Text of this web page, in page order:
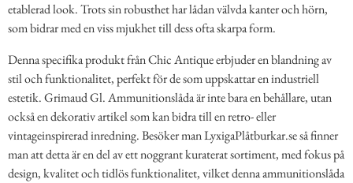
etablerad look. Trots sin robusthet har lådan välvda kanter och hörn,
som bidrar med en viss mjukhet till dess ofta skarpa form.
Denna specifika produkt från Chic Antique erbjuder en blandning av
stil och funktionalitet, perfekt för de som uppskattar en industriell
estetik. Grimaud Gl. Ammunitionslåda är inte bara en behållare, utan
också en dekorativ artikel som kan bidra till en retro- eller
vintageinspirerad inredning. Besöker man LyxigaPlåtburkar.se så finner
man att detta är en del av ett noggrant kuraterat sortiment, med fokus på
design, kvalitet och tidlös funktionalitet, vilket denna ammunitionslåda